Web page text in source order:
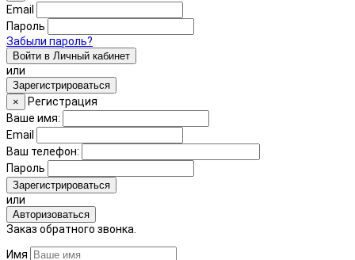
Email
Пароль
Забыли пароль?
Войти в Личный кабинет
или
Зарегистрироваться
×
Регистрация
Ваше имя:
Email
Ваш телефон:
Пароль
Зарегистрироваться
или
Авторизоваться
Заказ обратного звонка.
Имя